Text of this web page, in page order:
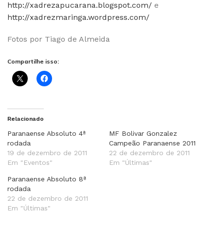
http://xadrezapucarana.blogspot.com/ e
http://xadrezmaringa.wordpress.com/
Fotos por Tiago de Almeida
Compartilhe isso:
Relacionado
Paranaense Absoluto 4ª
rodada
19 de dezembro de 2011
Em "Eventos"
MF Bolivar Gonzalez
Campeão Paranaense 2011
22 de dezembro de 2011
Em "Últimas"
Paranaense Absoluto 8ª
rodada
22 de dezembro de 2011
Em "Últimas"